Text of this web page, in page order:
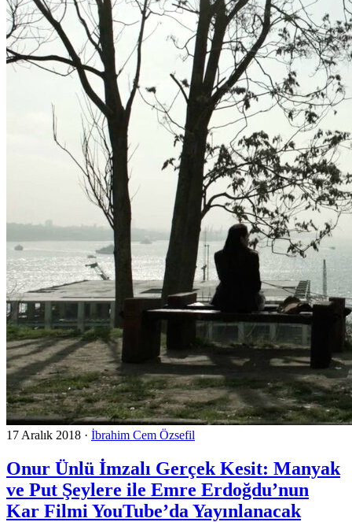
17 Aralık 2018 · İbrahim Cem Özsefil
Onur Ünlü İmzalı Gerçek Kesit: Manyak
ve Put Şeylere ile Emre Erdoğdu’nun
Kar Filmi YouTube’da Yayınlanacak